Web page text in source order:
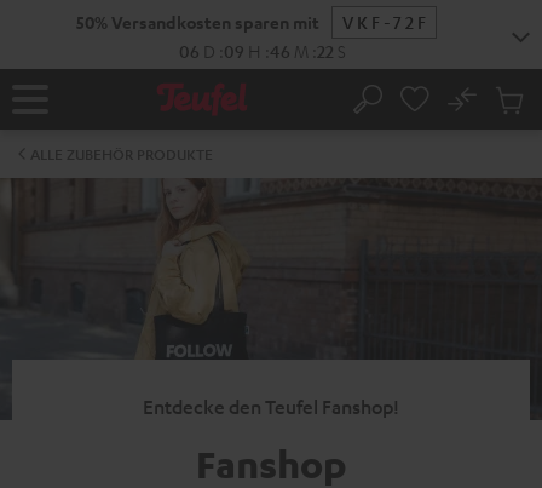
50% Versandkosten sparen mit
VKF-72F
06 D 09 H 46 M 22 S
Startseite Suche
No
Entdecke den Teufel Fanshop!
Fanshop